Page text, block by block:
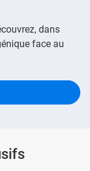
dans
face au